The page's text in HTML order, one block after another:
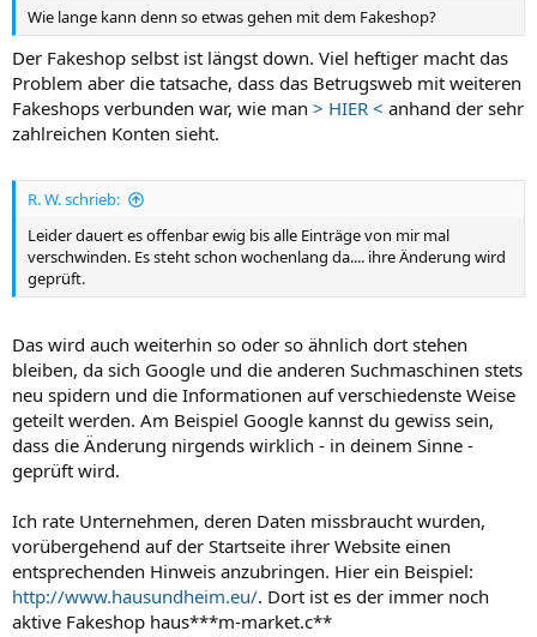
Wie lange kann denn so etwas gehen mit dem Fakeshop?
Der Fakeshop selbst ist längst down. Viel heftiger macht das
Problem aber die tatsache, dass das Betrugsweb mit weiteren
Fakeshops verbunden war, wie man > HIER < anhand der sehr
zahlreichen Konten sieht.
R. W. schrieb:
Leider dauert es offenbar ewig bis alle Einträge von mir mal
verschwinden. Es steht schon wochenlang da.... ihre Änderung wird
geprüft.
Das wird auch weiterhin so oder so ähnlich dort stehen
bleiben, da sich Google und die anderen Suchmaschinen stets
neu spidern und die Informationen auf verschiedenste Weise
geteilt werden. Am Beispiel Google kannst du gewiss sein,
dass die Änderung nirgends wirklich - in deinem Sinne -
geprüft wird.
Ich rate Unternehmen, deren Daten missbraucht wurden,
vorübergehend auf der Startseite ihrer Website einen
entsprechenden Hinweis anzubringen. Hier ein Beispiel:
http://www.hausundheim.eu/. Dort ist es der immer noch
aktive Fakeshop haus***m-market.c**